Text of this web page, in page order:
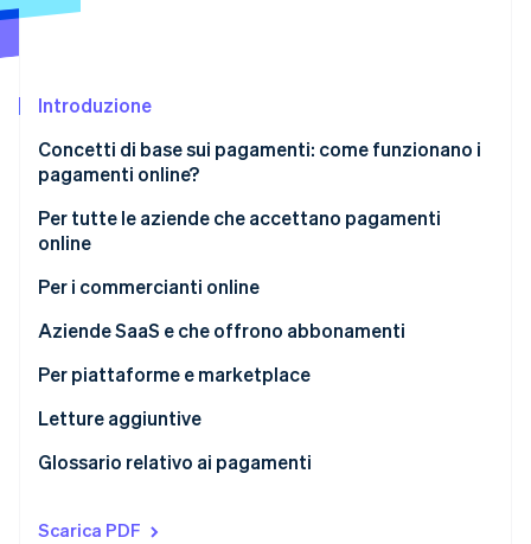
Scopri cosa ti aspetta
Atlas
Climate
Rimozione del carbonio
Identity
Verifica online dell'identità
Stripe Sessions 2026
Scopri come Stripe sta costruendo l'infrastruttura
Guarda ora
Introduzione
Concetti di base sui pagamenti: come funzionano i
pagamenti online?
Flusso di pagamenti online
online
Per tutte le aziende che accettano pagamenti
online
Come la procedura di pagamento online può
l’IVA e la GST
Per i commercianti online
Aziende SaaS e che offrono abbonamenti
Per piattaforme e marketplace
Letture aggiuntive
Glossario relativo ai pagamenti
Scarica PDF